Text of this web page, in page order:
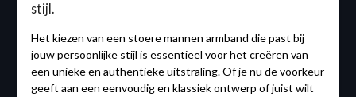
stijl.
Het kiezen van een stoere mannen armband die past bij
jouw persoonlijke stijl is essentieel voor het creëren van
een unieke en authentieke uitstraling. Of je nu de voorkeur
geeft aan een eenvoudig en klassiek ontwerp of juist wilt